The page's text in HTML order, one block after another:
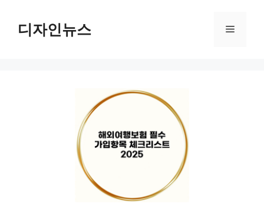
디자인뉴스 메